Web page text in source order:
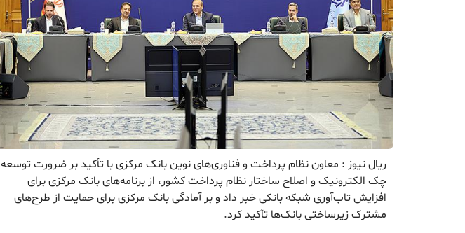
ریال نیوز : معاون نظام پرداخت و فناوری‌های نوین بانک مرکزی با تأکید بر ضرورت توسعه
چک الکترونیک و اصلاح ساختار نظام پرداخت کشور، از برنامه‌های بانک مرکزی برای
افزایش تاب‌آوری شبکه بانکی خبر داد و بر آمادگی بانک مرکزی برای حمایت از طرح‌های
مشترک زیرساختی بانک‌ها تأکید کرد.